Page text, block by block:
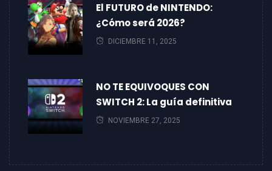
El FUTURO de NINTENDO:
¿Cómo será 2026?
DICIEMBRE 11, 2025
NO TE EQUIVOQUES CON
SWITCH 2: La guía definitiva
NOVIEMBRE 27, 2025